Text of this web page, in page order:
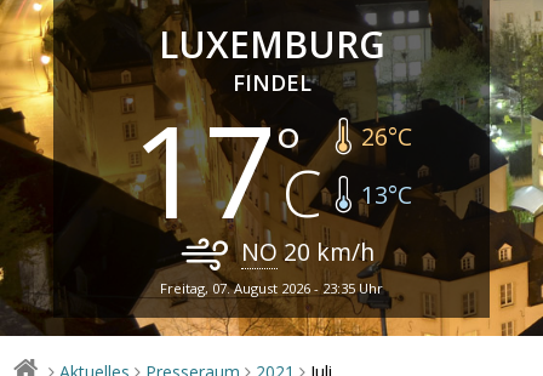
LUXEMBURG
FINDEL
17 26°C
13°C
NO 20 km/h
Freitag, 07. August 2026 - 23:35 Uhr
> > > > Juli